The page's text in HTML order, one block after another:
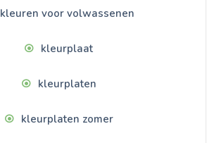
kleuren voor volwassenen
kleurplaat
kleurplaten
kleurplaten zomer